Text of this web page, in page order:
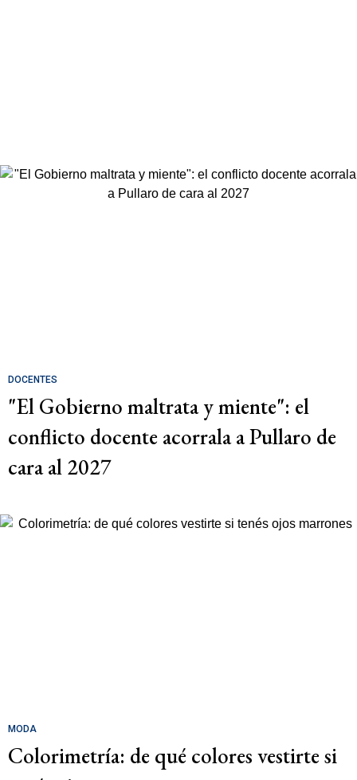
DOCENTES
"El Gobierno maltrata y miente": el
conflicto docente acorrala a Pullaro de
cara al 2027
MODA
Colorimetría: de qué colores vestirte si